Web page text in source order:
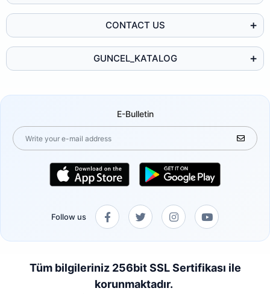
CONTACT US
GUNCEL_KATALOG
E-Bulletin
Follow us
Tüm bilgileriniz 256bit SSL Sertifikası ile
korunmaktadır.